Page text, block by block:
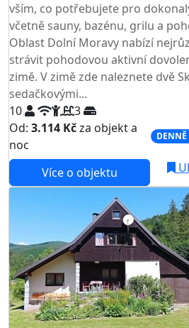
vším, co potřebujete pro
včetně sauny, bazénu, grilu a
Oblast Dolní Moravy nabízí
strávit pohodovou aktivní
zimě. V zimě zde naleznete dvě
sedačkovými...
10
3
Od: 3.114 Kčza objekt a
noc
Více o objektu